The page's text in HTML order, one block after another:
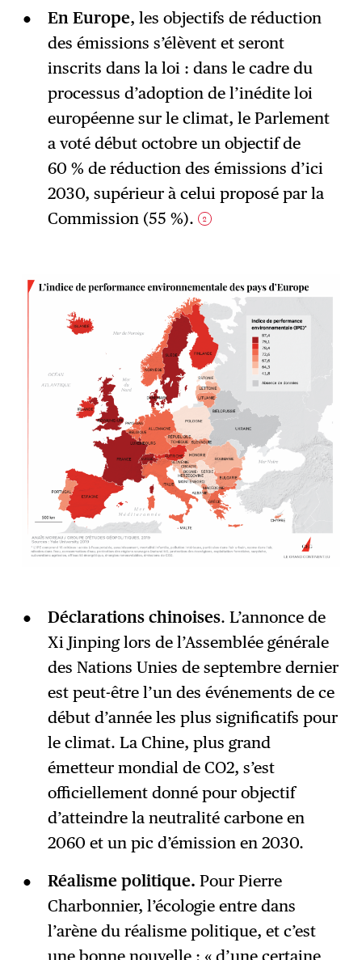
En Europe, les objectifs de réduction
des émissions s’élèvent et seront
inscrits dans la loi : dans le cadre du
processus d’adoption de l’inédite loi
européenne sur le climat, le Parlement
a voté début octobre un objectif de
60 % de réduction des émissions d’ici
2030, supérieur à celui proposé par la
Commission (55 %).
2
Déclarations chinoises. L’annonce de
Xi Jinping lors de l’Assemblée générale
des Nations Unies de septembre dernier
est peut-être l’un des événements de ce
début d’année les plus significatifs pour
le climat. La Chine, plus grand
émetteur mondial de CO2, s’est
officiellement donné pour objectif
d’atteindre la neutralité carbone en
2060 et un pic d’émission en 2030.
Réalisme politique. Pour Pierre
Charbonnier, l’écologie entre dans
l’arène du réalisme politique, et c’est
une bonne nouvelle : « d’une certaine